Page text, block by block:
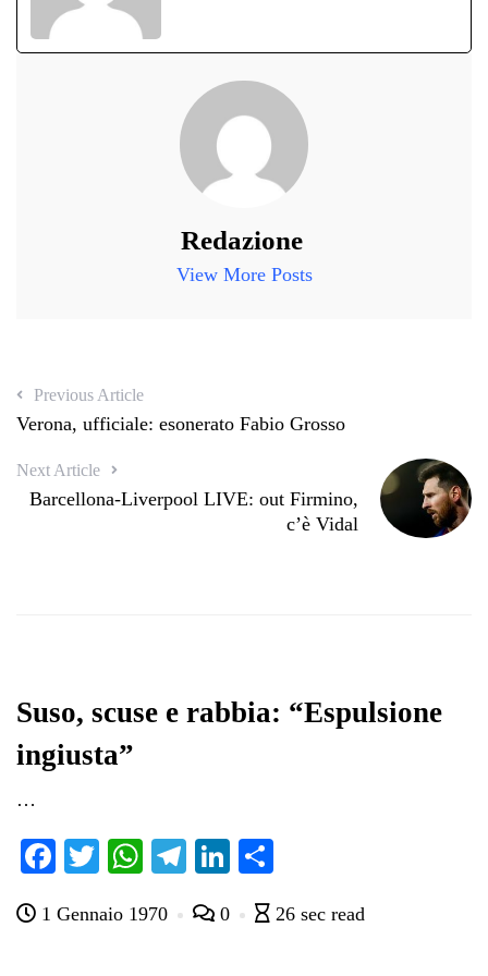
Redazione
View More Posts
Previous Article
Verona, ufficiale: esonerato Fabio Grosso
Next Article
Barcellona-Liverpool LIVE: out Firmino,
c’è Vidal
Suso, scuse e rabbia: “Espulsione
ingiusta”
…
Fa
bo
T
tte
W
ts
Te
gr
Li
ed di
1 Gennaio 1970 0 26 sec read